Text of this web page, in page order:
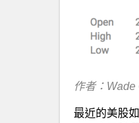
作者：
最近的美股